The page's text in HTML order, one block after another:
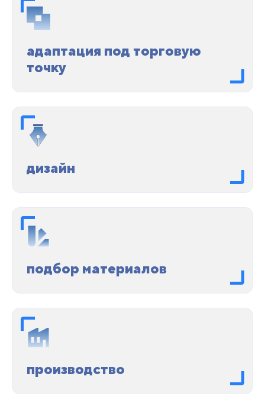
адаптация под торговую
точку
дизайн
подбор материалов
производство